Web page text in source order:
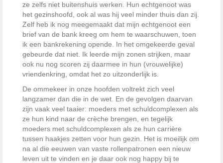
ze zelfs niet buitenshuis werken. Hun echtgenoot was
het gezinshoofd, ook al was hij veel minder thuis dan zij.
Zelf heb ik nog meegemaakt dat mijn echtgenoot een
brief van de bank kreeg om hem te waarschuwen, toen
ik een bankrekening opende. In het omgekeerde geval
gebeurde dat niet. Ik leerde mijn zonen strijken, maar
ook nu nog scoren zij daarmee in hun (vrouwelijke)
vriendenkring, omdat het zo uitzonderlijk is.
De ommekeer in onze hoofden voltrekt zich veel
langzamer dan die in de wet. En de gevolgen daarvan
zijn vaak veel taaier: moeders met schuldcomplexen als
ze hun kind naar de crèche brengen, en tegelijk
moeders met schuldcomplexen als ze hun carrière
tussen haakjes zetten voor hun gezin. Het is moeilijk om
na al die eeuwen van vaste rollenpatronen een nieuw
leven uit te vinden en je daar ook nog happy bij te